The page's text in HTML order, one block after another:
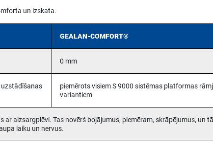
un izskata.
GEALAN-COMFORT®
0 mm
uzstādīšanas
piemērots visiem S 9000 sistēmas platformas
variantiem
aizsargplēvi. Tas novērš bojājumus, piemēram, skrāpējumus, un
laiku un nervus.